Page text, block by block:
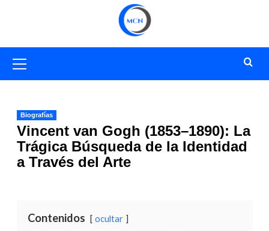
primario
Biografías
Vincent van Gogh (1853–1890): La
Trágica Búsqueda de la Identidad
a Través del Arte
Contenidos ocultar